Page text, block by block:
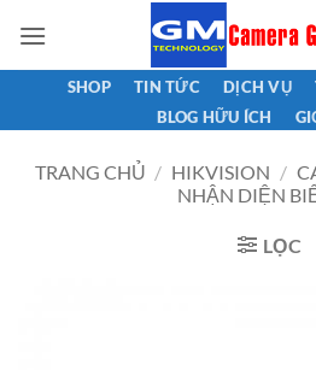
qua
nội
SHOP TIN TỨC DỊCH VỤ
BLOG HỮU ÍCH
TRANG CHỦ / HIKVISION /
NHẬN DIỆN
LỌC